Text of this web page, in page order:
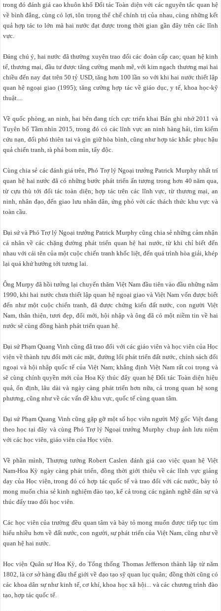
trong đó đánh giá cao khuôn khổ Đối tác Toàn diện với các nguyên tắc quan hệ
về bình đẳng, cùng có lợi, tôn trọng thể chế chính trị của nhau, cùng những kết
quả hợp tác to lớn mà hai nước đạt được trong thời gian gần đây trên các lĩnh
vực.
Đáng chú ý, hai nước đã thường xuyên trao đổi các đoàn cấp cao; quan hệ kinh
tế, thương mại, đầu tư được tăng cường mạnh mẽ, với kim ngạch thương mại hai
chiều đến nay đạt trên 50 tỷ USD, tăng hơn 100 lần so với khi hai nước thiết lập
quan hệ ngoại giao (1995); tăng cường hợp tác về giáo dục, y tế, khoa học-kỹ
thuật....
Về quốc phòng, an ninh, hai bên đang tích cực triển khai Bản ghi nhớ 2011 và
Tuyên bố Tầm nhìn 2015, trong đó có các lĩnh vực an ninh hàng hải, tìm kiếm
cứu nạn, đối phó thiên tai và gìn giữ hòa bình, cũng như hợp tác khắc phục hậu
quả chiến tranh, rà phá bom mìn, tẩy độc.
Cùng chia sẻ các đánh giá trên, Phó Trợ lý Ngoại trưởng Patrick Murphy nhất trí
quan hệ hai nước đã có những bước phát triển ấn tượng trong hơn 40 năm qua,
từ cựu thù tới đối tác toàn diện; hợp tác trên các lĩnh vực, từ thương mại, an
ninh, nhân đạo, đến giao lưu nhân dân, ứng phó với các thách thức khu vực và
toàn cầu.
Đại sứ và Phó Trợ lý Ngoại trưởng Patrick Murphy cũng chia sẻ những cảm nhận
cá nhân về các chặng đường phát triển quan hệ hai nước, từ khi chỉ biết đến
nhau với cái tên của một cuộc chiến tranh khốc liệt, đến quá trình hòa giải, khép
lại quá khứ hướng tới tương lai.
Ông Murpy đã hồi tưởng lại chuyến thăm Việt Nam đầu tiên vào đầu những năm
1990, khi hai nước chưa thiết lập quan hệ ngoại giao và Việt Nam vốn được biết
đến như một cuộc chiến tranh, đã được chứng kiến đất nước, con người Việt
Nam, thân thiện, tươi đẹp, đổi mới, hội nhập và ông đã có một niềm tin về hai
nước sẽ cùng đồng hành phát triển quan hệ.
Đại sứ Phạm Quang Vinh cũng đã trao đổi với các giáo viên và học viên của Học
viện về thành tựu đổi mới các mặt, đường lối phát triển đất nước, chính sách đối
ngoại và hội nhập quốc tế của Việt Nam; khẳng định Việt Nam rất coi trọng và
sẽ cùng chính quyền mới của Hoa Kỳ thúc đẩy quan hệ Đối tác Toàn diện hiệu
quả, ổn định, lâu dài và ngày càng phát triển hơn nữa, cả trong quan hệ song
phương, cũng như về các vấn đề khu vực, quốc tế cùng quan tâm.
Đại sứ Phạm Quang Vinh cũng gặp gỡ một số học viên người Mỹ gốc Việt đang
theo học tại đây và cùng Phó Trợ lý Ngoại trưởng Murphy chụp ảnh lưu niệm
với các học viên, giáo viên của Học viện.
Về phần mình, Thượng tướng Robert Caslen đánh giá cao việc quan hệ Việt
Nam-Hoa Kỳ ngày càng phát triển, đồng thời giới thiệu về các lĩnh vực giảng
dạy của Học viện, trong đó có hợp tác quốc tế và trao đổi với các nước, bày tỏ
mong muốn chia sẻ kinh nghiệm đào tạo, kể cả trong các ngành nghề dân sự và
thúc đẩy trao đổi học viên.
Các học viên của trường đều quan tâm và bày tỏ mong muốn được tiếp tục tìm
hiểu nhiều hơn về đất nước, con người, sự phát triển của Việt Nam, cũng như về
quan hệ hai nước.
Học viện Quân sự Hoa Kỳ, do Tổng thống Thomas Jefferson thành lập từ năm
1802, là cơ sở hàng đầu thế giới về đạo tạo sỹ quan lục quân; đồng thời cũng có
các khoa dân sự như kinh tế, cơ khí, khoa học xã hội... và các chương trình đào
tạo, hợp tác quốc tế.